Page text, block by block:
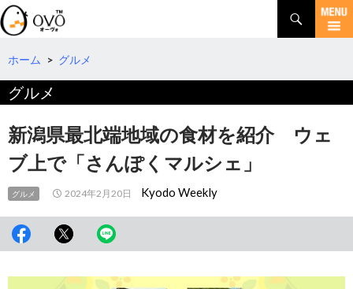
検
索
コ
テ
ツ
へ
移
動
ホーム > グルメ
グルメ
新潟県最北端地域の食材を紹介 ウェ
ブ上で「さんぽくマルシェ」
グルメ 2024年2月20日 Kyodo Weekly